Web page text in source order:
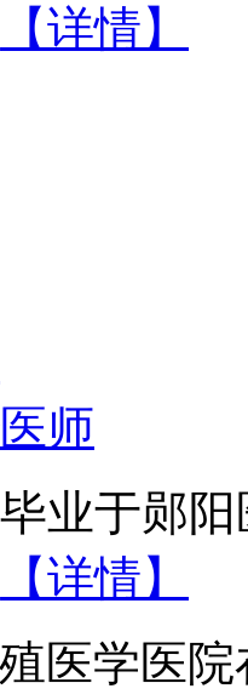
【详情】
师
于郧阳
【详情】
学医院